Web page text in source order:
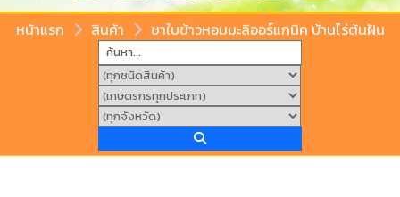
หน้าแรก สินค้า ชาใบข้าวหอมมะลิออร์แกนิค บ้านไร่ต้นฝัน